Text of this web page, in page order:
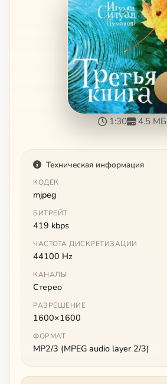
1:30 4.5 МБ
Техническая информация
КОДЕК
mjpeg
БИТРЕЙТ
419 kbps
ЧАСТОТА ДИСКРЕТИЗАЦИИ
44100 Hz
КАНАЛЫ
Стерео
РАЗРЕШЕНИЕ
1600×1600
ФОРМАТ
MP2/3 (MPEG audio layer 2/3)